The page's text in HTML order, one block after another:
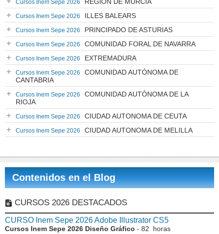
Cursos Inem Sepe 2026 REGIÓN DE MURCIA
Cursos Inem Sepe 2026 ILLES BALEARS
Cursos Inem Sepe 2026 PRINCIPADO DE ASTURIAS
Cursos Inem Sepe 2026 COMUNIDAD FORAL DE NAVARRA
Cursos Inem Sepe 2026 EXTREMADURA
Cursos Inem Sepe 2026
COMUNIDAD AUTÓNOMA DE
CANTABRIA
Cursos Inem Sepe 2026
COMUNIDAD AUTÓNOMA DE LA
RIOJA
Cursos Inem Sepe 2026 CIUDAD AUTONOMA DE CEUTA
Cursos Inem Sepe 2026 CIUDAD AUTONOMA DE MELILLA
Contenidos en el Blog
CURSOS 2026 DESTACADOS
CURSO Inem Sepe 2026 Adobe Illustrator CS5
Cursos Inem Sepe 2026 Diseño Gráfico - 82 horas